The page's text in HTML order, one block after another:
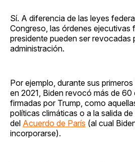
Sí. A diferencia de las leyes
Congreso, las órdenes ejecutivas
presidente pueden ser revocadas
administración.
Por ejemplo, durante sus
en 2021, Biden revocó más de
firmadas por Trump, como
políticas climáticas o a la salida
del Acuerdo de París (al cual
incorporarse).